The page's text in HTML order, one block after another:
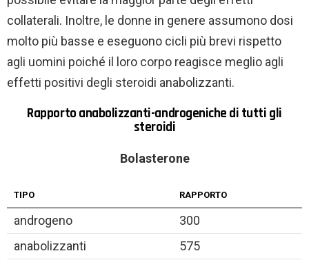
collaterali. Inoltre, le donne in genere assumono dosi
molto più basse e eseguono cicli più brevi rispetto
agli uomini poiché il loro corpo reagisce meglio agli
effetti positivi degli steroidi anabolizzanti.
Rapporto anabolizzanti-androgeniche di tutti gli
steroidi
Bolasterone
TIPO RAPPORTO
androgeno
300
anabolizzanti
575